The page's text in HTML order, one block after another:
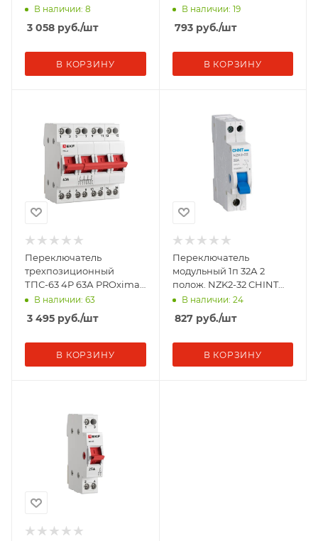
EKF TPS325
В наличии: 8
3 058 руб./шт
В КОРЗИНУ
EKF TPS116
В наличии: 19
793руб./шт
В КОРЗИНУ
Переключатель
трехпозиционный
ТПС-63 4P 63А PROxima
EKF TPS463
В наличии: 63
3 495 руб./шт
В КОРЗИНУ
Переключатель
модульный 1п 32А 2
полож. NZK2-32 CHINT
643002
В наличии: 24
827руб./шт
В КОРЗИНУ